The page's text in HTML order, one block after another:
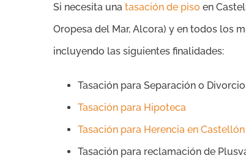
Si necesita una tasación de piso en
Oropesa del Mar, Alcora) y en todos los
incluyendo las siguientes finalidades:
Tasación para Separación o Divorcio
Tasación para Hipoteca
Tasación para Herencia en Castellón
Tasación para reclamación de